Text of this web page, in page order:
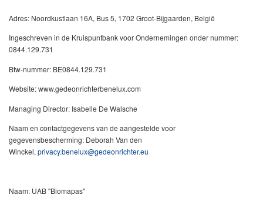
Adres: Noordkustlaan 16A, Bus 5, 1702 Groot-Bijgaarden, België
Ingeschreven in de Kruispuntbank voor Ondernemingen onder nummer:
0844.129.731
Btw-nummer: BE0844.129.731
Website: www.gedeonrichterbenelux.com
Managing Director: Isabelle De Walsche
Naam en contactgegevens van de aangestelde voor
gegevensbescherming: Deborah Van den
Winckel, privacy.benelux@gedeonrichter.eu
Naam: UAB "Biomapas"